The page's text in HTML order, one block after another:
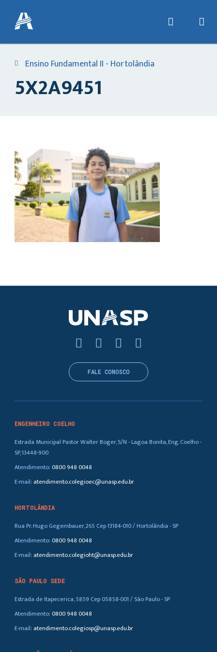
Ensino Fundamental II - Hortolândia
5X2A9451
ENGENHEIRO COELHO
Estrada Municipal Pastor Walter Boger, S/N - Lagoa Bonita, Eng. Coelho -
SP, 13448-900
Atendimento:0800 948 0048
E-mail: atendimento.colegioec@unasp.edu.br
HORTOLÂNDIA
Rua Pr. Hugo Gegembauer, 265 Cep 13184-010 / Hortolândia - SP
Atendimento:0800 948 0048
E-mail: atendimento.colegioht@unasp.edu.br
SÃO PAULO SEDE
Estrada de Itapecerica, 5859 Cep 05858-001 / São Paulo - SP
Atendimento:0800 948 0048
E-mail: atendimento.colegiosp@unasp.edu.br
FALE CONOSCO